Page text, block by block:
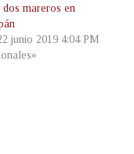
dos mareros en
junio 2019 4:04 PM